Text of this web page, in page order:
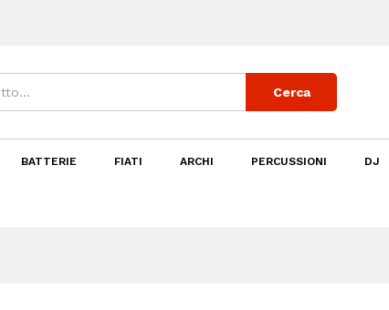
Cerca
BATTERIE FIATI ARCHI PERCUSSIONI DJ